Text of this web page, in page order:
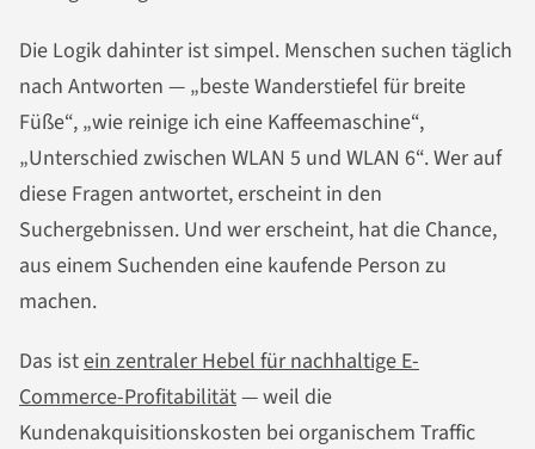
Die Logik dahinter ist simpel. Menschen suchen täglich
nach Antworten — „beste Wanderstiefel für breite
Füße“, „wie reinige ich eine Kaffeemaschine“,
„Unterschied zwischen WLAN 5 und WLAN 6“. Wer auf
diese Fragen antwortet, erscheint in den
Suchergebnissen. Und wer erscheint, hat die Chance,
aus einem Suchenden eine kaufende Person zu
machen.
Das istein zentraler Hebel für nachhaltige E-
Commerce-Profitabilität— weil die
Kundenakquisitionskosten bei organischem Traffic